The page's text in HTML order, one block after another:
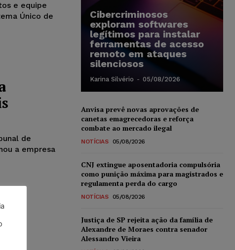
e equipe
Único de
de
a empresa
Cibercriminosos
exploram softwares
legítimos para instalar
ferramentas de acesso
remoto em ataques
silenciosos
Karina Silvério - 05/08/2026
Anvisa prevê novas aprovações de
canetas emagrecedoras e reforça
combate ao mercado ilegal
NOTÍCIAS 05/08/2026
CNJ extingue aposentadoria compulsória
como punição máxima para magistrados e
regulamenta perda do cargo
NOTÍCIAS 05/08/2026
Justiça de SP rejeita ação da família de
Alexandre de Moraes contra senador
Alessandro Vieira